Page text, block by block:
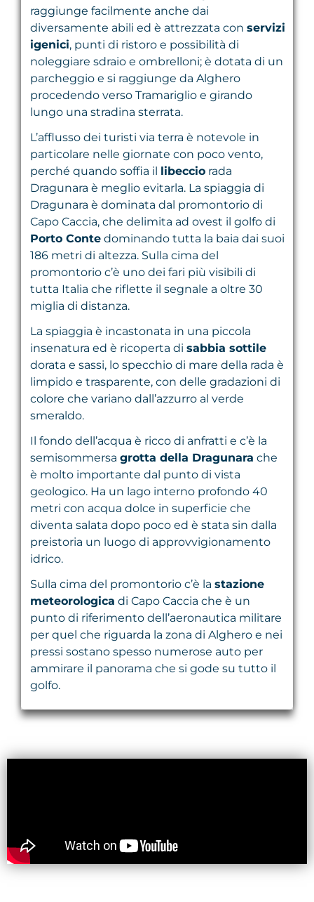
raggiunge facilmente anche dai
diversamente abili ed è attrezzata con servizi
igenici, punti di ristoro e possibilità di
noleggiare sdraio e ombrelloni; è dotata di un
parcheggio e si raggiunge da Alghero
procedendo verso Tramariglio e girando
lungo una stradina sterrata.
L’afflusso dei turisti via terra è notevole in
particolare nelle giornate con poco vento,
perché quando soffia il libeccio rada
Dragunara è meglio evitarla. La spiaggia di
Dragunara è dominata dal promontorio di
Capo Caccia, che delimita ad ovest il golfo di
Porto Conte dominando tutta la baia dai suoi
186 metri di altezza. Sulla cima del
promontorio c’è uno dei fari più visibili di
tutta Italia che riflette il segnale a oltre 30
miglia di distanza.
La spiaggia è incastonata in una piccola
insenatura ed è ricoperta di sabbia sottile
dorata e sassi, lo specchio di mare della rada è
limpido e trasparente, con delle gradazioni di
colore che variano dall’azzurro al verde
smeraldo.
Il fondo dell’acqua è ricco di anfratti e c’è la
semisommersa grotta della Dragunara che
è molto importante dal punto di vista
geologico. Ha un lago interno profondo 40
metri con acqua dolce in superficie che
diventa salata dopo poco ed è stata sin dalla
preistoria un luogo di approvvigionamento
idrico.
Sulla cima del promontorio c’è la stazione
meteorologica di Capo Caccia che è un
punto di riferimento dell’aeronautica militare
per quel che riguarda la zona di Alghero e nei
pressi sostano spesso numerose auto per
ammirare il panorama che si gode su tutto il
golfo.